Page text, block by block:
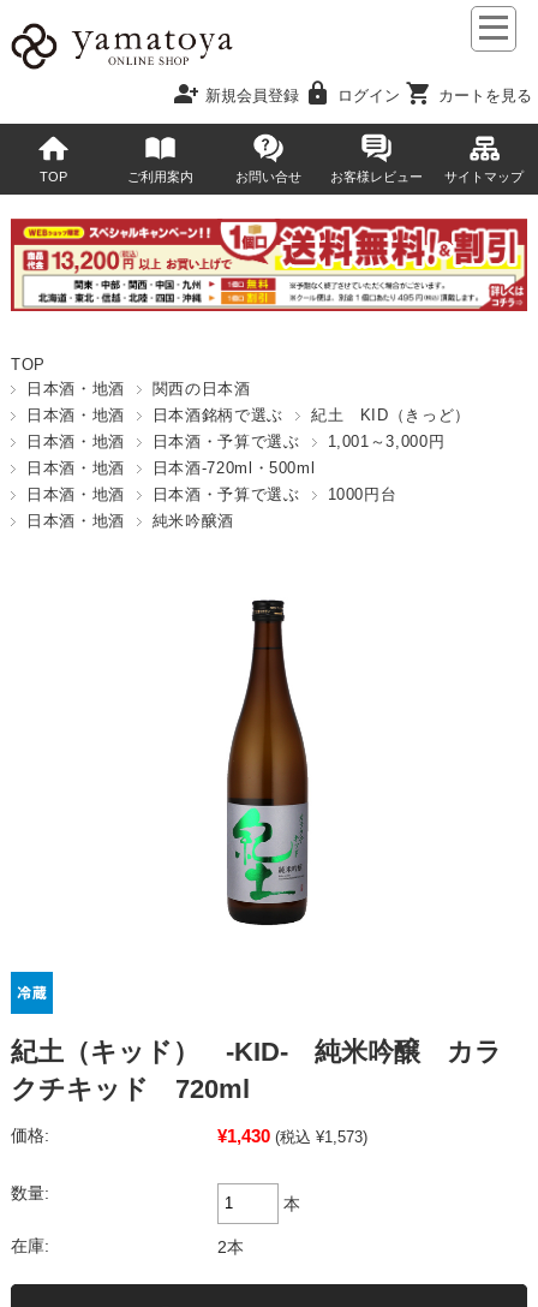
person_add 新規会員登録 lock ログイン shopping_cart カートを見る
TOP ご利用案内 お問い合せ お客様レビュー サイトマップ
TOP
日本酒・地酒
関西の日本酒
日本酒・地酒
日本酒銘柄で選ぶ
紀土 KID（きっど）
日本酒・地酒
日本酒・予算で選ぶ
1,001～3,000円
日本酒・地酒
日本酒-720ml・500ml
日本酒・地酒
日本酒・予算で選ぶ
1000円台
日本酒・地酒
純米吟醸酒
紀土（キッド） -KID- 純米吟醸 カラ
クチキッド 720ml
価格: ¥1,430 (税込 ¥1,573)
数量:
本
在庫: 2本